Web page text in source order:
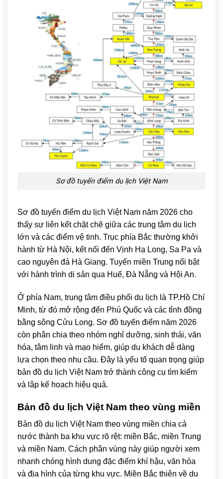
Sơ đồ tuyến điểm du lịch Việt Nam
Sơ đồ tuyến điểm du lịch Việt Nam năm 2026 cho
thấy sự liên kết chặt chẽ giữa các trung tâm du lịch
lớn và các điểm vệ tinh. Trục phía Bắc thường khởi
hành từ Hà Nội, kết nối đến Vịnh Hạ Long, Sa Pa và
cao nguyên đá Hà Giang. Tuyến miền Trung nổi bật
với hành trình di sản qua Huế, Đà Nẵng và Hội An.
Ở phía Nam, trung tâm điều phối du lịch là TP.Hồ Chí
Minh, từ đó mở rộng đến Phú Quốc và các tỉnh đồng
bằng sông Cửu Long. Sơ đồ tuyến điểm năm 2026
còn phân chia theo nhóm nghỉ dưỡng, sinh thái, văn
hóa, tâm linh và mạo hiểm, giúp du khách dễ dàng
lựa chọn theo nhu cầu. Đây là yếu tố quan trọng giúp
bản đồ du lịch Việt Nam trở thành công cụ tìm kiếm
và lập kế hoạch hiệu quả.
Bản đồ du lịch Việt Nam theo vùng miền
Bản đồ du lịch Việt Nam theo vùng miền chia cả
nước thành ba khu vực rõ rệt: miền Bắc, miền Trung
và miền Nam. Cách phân vùng này giúp người xem
nhanh chóng hình dung đặc điểm khí hậu, văn hóa
và địa hình của từng khu vực. Miền Bắc thiên về du